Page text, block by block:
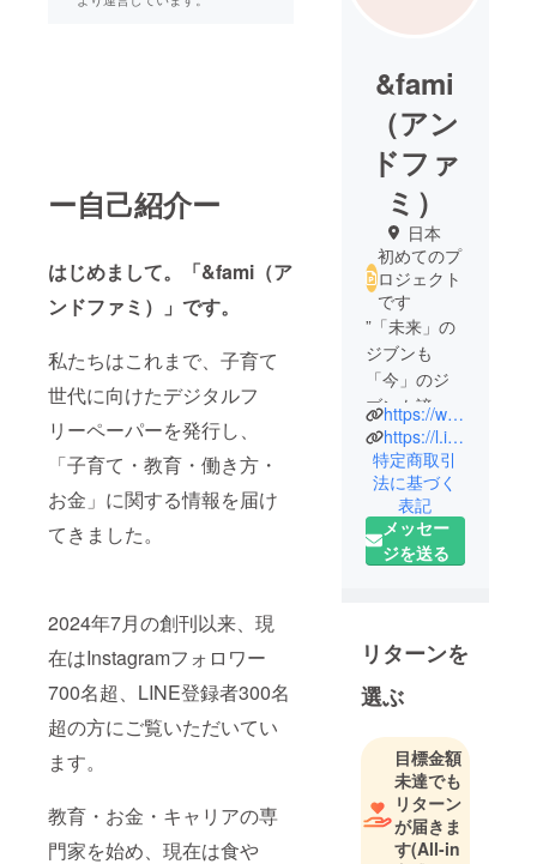
ー自己紹介ー
はじめまして。「&fami（ア
ンドファミ）」です。
私たちはこれまで、子育て
世代に向けたデジタルフ
リーペーパーを発行し、
「子育て・教育・働き方・
お金」に関する情報を届け
てきました。
2024年7月の創刊以来、現
在はInstagramフォロワー
700名超、LINE登録者300名
超の方にご覧いただいてい
ます。
教育・お金・キャリアの専
門家を始め、現在は食や
&fami
（アン
ドファ
ミ）
日本
初めてのプ
ロジェクト
です
”「未来」の
ジブンも
「今」のジ
ブンも諦め
ない”をコン
セプトに、
子どものい
る暮らしを
充実させる
ために必要
知識や、働
き方・お金
の教育など
SNSやデジ
タルフリー
ペーパーで
配信してい
ます。
https://www.instagram.com/and.fami/
https://l.instagram.com/?u=https%3A%2F%2Flin.ee%2FzkiS08p%3Futm_source%3Dig%26utm_medium%3Dsocial%26utm_content%3Dlink_in_bio%26fbclid%3DPAZXh0bgNhZW0CMTEAc3J0YwZhcHBfaWQMMjU2MjgxMDQwNTU4AAGnfGQ5H9ayqfADSPbUX7TN4DanaXbg8i2mqDHkeY6ioMpiLv2upxzJi_rulqY_aem_SX3qFhDOO_aOsTMc50MuQA&e=AT6ASNfVUTEI6T35w3_KK4ir8IevfsWkOuVl1_ujuwSa2nOc7XO4i4Ig5sSFi-4epllKlkNptMzz95X_ZCOs4wZDk8RYNCar16jqGfRSPw
特定商取引
法に基づく
表記
メッセー
ジを送る
リターンを
選ぶ
目標金額
未達でも
リターン
が届きま
す(All-in